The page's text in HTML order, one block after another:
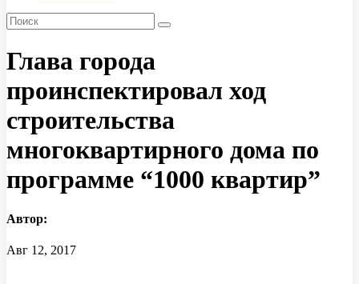
Глава города
проинспектировал ход
строительства
многоквартирного дома по
программе “1000 квартир”
Автор:
Авг 12, 2017